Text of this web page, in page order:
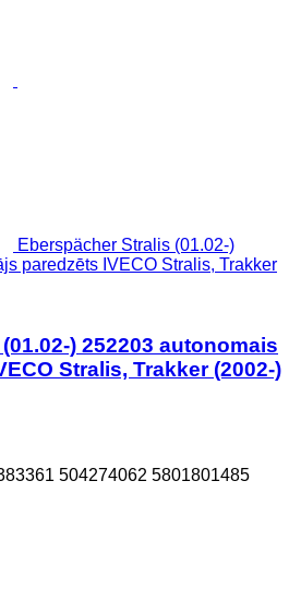
Eberspächer Stralis (01.02-)
paredzēts IVECO Stralis, Trakker
) 252203 autonomais
Stralis, Trakker (2002-)
504274062 5801801485